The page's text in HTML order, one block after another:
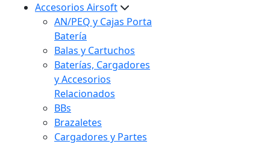
Accesorios Airsoft
AN/PEQ y Cajas Porta
Batería
Balas y Cartuchos
Baterías, Cargadores
y Accesorios
Relacionados
BBs
Brazaletes
Cargadores y Partes